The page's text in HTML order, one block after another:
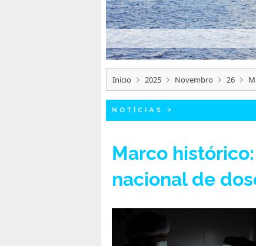
Início 2025 Novembro 26
NOTÍCIAS >
Marco
nacional de